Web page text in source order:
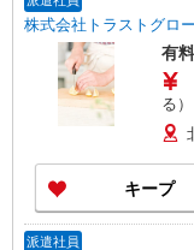
株式会社トラストグロ
有
る
キープ
派遣社員